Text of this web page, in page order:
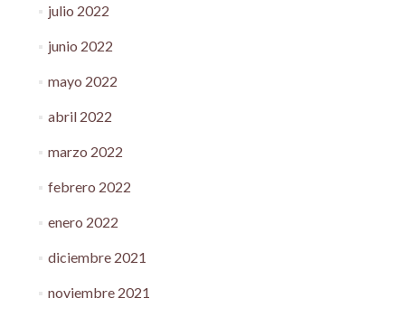
julio 2022
junio 2022
mayo 2022
abril 2022
marzo 2022
febrero 2022
enero 2022
diciembre 2021
noviembre 2021